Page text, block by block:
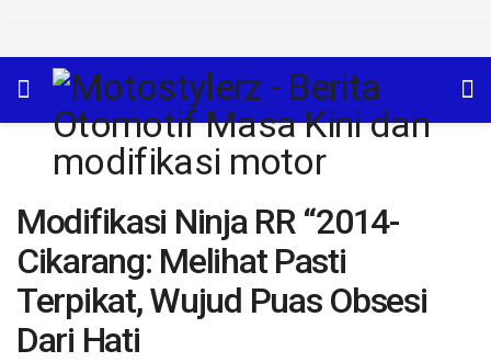
Modifikasi Ninja RR “2014-
Cikarang: Melihat Pasti
Terpikat, Wujud Puas Obsesi
Dari Hati